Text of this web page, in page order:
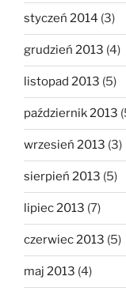
styczeń 2014 (3)
grudzień 2013 (4)
listopad 2013 (5)
październik 2013
wrzesień 2013 (3)
sierpień 2013 (5)
lipiec 2013 (7)
czerwiec 2013 (5)
maj 2013 (4)